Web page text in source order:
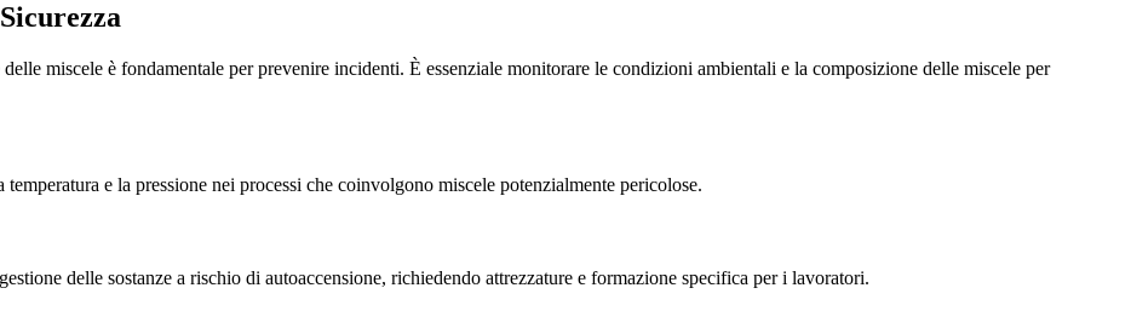
miscele è fondamentale per prevenire incidenti. È essenziale monitorare le condizioni ambientali e la composizione delle miscele per
e la pressione nei processi che coinvolgono miscele potenzialmente pericolose.
delle sostanze a rischio di autoaccensione, richiedendo attrezzature e formazione specifica per i lavoratori.